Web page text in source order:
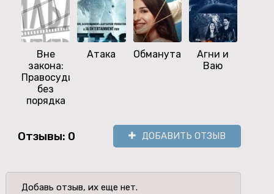
Вне
закона:
Правосудие
без
порядка
Атака Обманутая
Агни и
Ваю
Отзывы: 0 ДОБАВИТЬ ОТЗЫВ
Добавь отзыв, их еще нет.